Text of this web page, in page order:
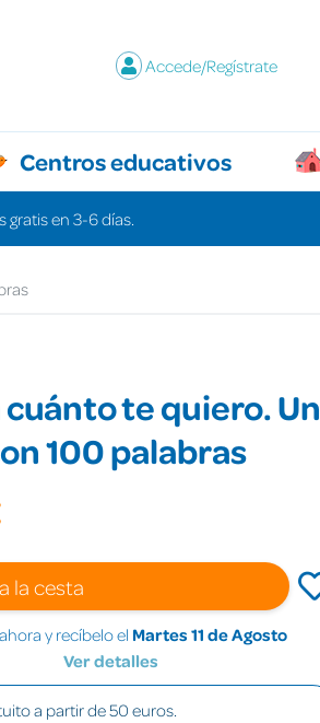
Accede/Regístrate
Centros educativos
gratis en 3-6 días.
te quiero. Un
100 palabras
la cesta
y recíbelo el Martes 11 de Agosto
Ver detalles
a partir de 50 euros.